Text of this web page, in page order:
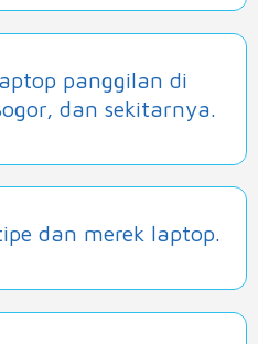
panggilan di
dan sekitarnya.
dan merek laptop.